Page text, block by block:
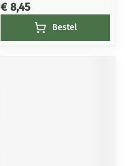
€ 8,45
Bestel